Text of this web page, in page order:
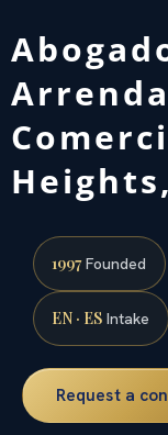
1997Founded
EN · ES Intake
Request a